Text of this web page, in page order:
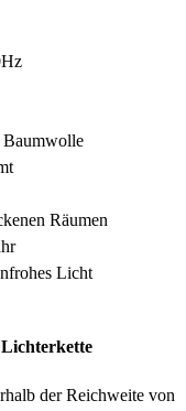
Baumwolle
Räumen
Licht
Lichterkette
der Reichweite von